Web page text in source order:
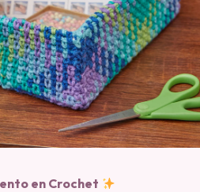
en Crochet